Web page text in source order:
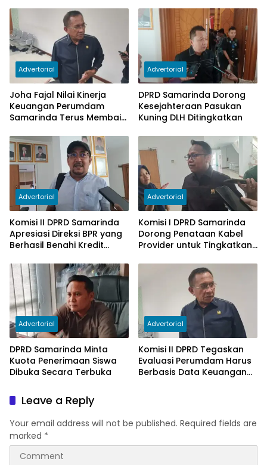
Advertorial
Joha Fajal Nilai Kinerja
Keuangan Perumdam
Samarinda Terus Membaik,
Subsidi Berkurang
Advertorial
DPRD Samarinda Dorong
Kesejahteraan Pasukan
Kuning DLH Ditingkatkan
Advertorial
Komisi II DPRD Samarinda
Apresiasi Direksi BPR yang
Berhasil Benahi Kredit
Advertorial
Komisi I DPRD Samarinda
Dorong Penataan Kabel
Provider untuk Tingkatkan
Advertorial
DPRD Samarinda Minta
Kuota Penerimaan Siswa
Dibuka Secara Terbuka
Advertorial
Komisi II DPRD Tegaskan
Evaluasi Perumdam Harus
Berbasis Data Keuangan
Leave a Reply
Your email address will not be published. Required fields are
marked *